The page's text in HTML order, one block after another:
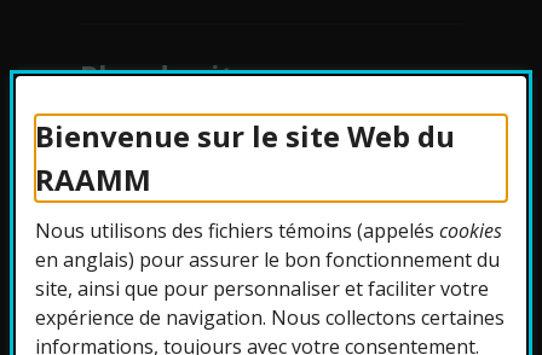
Bienvenue sur le site Web du
RAAMM
Nous utilisons des fichiers témoins (appeléscookies
en anglais) pour assurer le bon fonctionnement du
site, ainsi que pour personnaliser et faciliter votre
expérience de navigation. Nous collectons certaines
informations, toujours avec votre consentement.
Plan du site
Protection des
renseignements
Accessibilité